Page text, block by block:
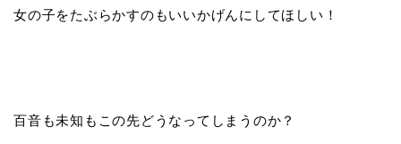
女の子をたぶらかすのもいいかげんにしてほしい！
百音も未知もこの先どうなってしまうのか？